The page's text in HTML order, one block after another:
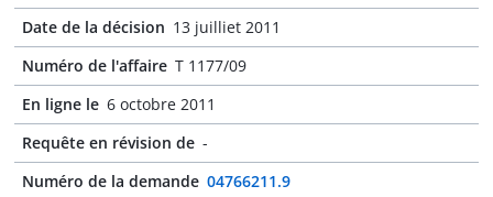
Date de la décision 13 juilliet 2011
Numéro de l'affaire T 1177/09
En ligne le 6 octobre 2011
Requête en révision de -
Numéro de la demande 04766211.9